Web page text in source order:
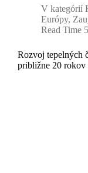
V kategórií
Európy,
Read Time
Rozvoj tepelných
približne 20 rokov